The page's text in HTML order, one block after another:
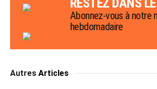
RESTEZ DANS
Abonnez-vous à notre
hebdomadaire
Autres Articles